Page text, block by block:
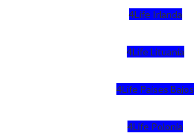
4Life Irlanda
4Life Lituania
4Life Paises Bajos
4Life Polonia